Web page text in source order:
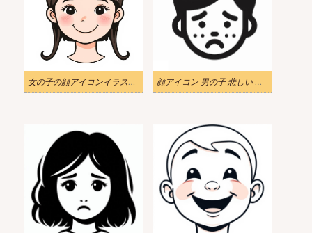
女の子の顔アイコンイラストダウンロード 顔アイコン 男の子 悲しい イラスト 白黒 2